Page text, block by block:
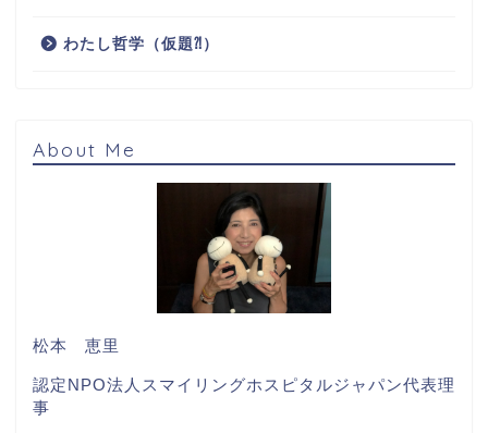
わたし哲学（仮題⁈）
About Me
松本 恵里
認定NPO法人スマイリングホスピタルジャパン代表理
事